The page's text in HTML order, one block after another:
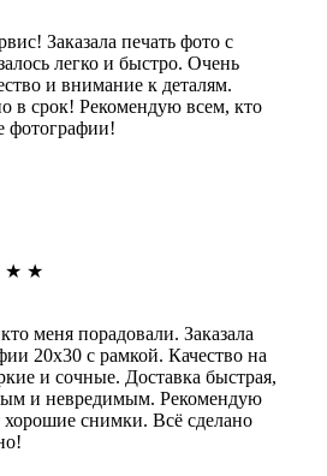
Заказала печать фото с
легко и быстро. Очень
и внимание к деталям.
в срок! Рекомендую всем, кто
фотографии!
★ ★
меня порадовали. Заказала
20х30 с рамкой. Качество на
и сочные. Доставка быстрая,
и невредимым. Рекомендую
хорошие снимки. Всё сделано